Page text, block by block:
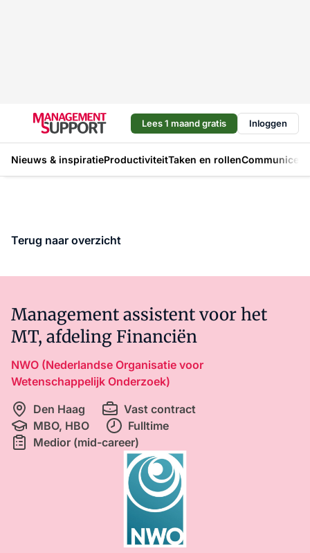
Lees 1 maand gratis Inloggen
Nieuws & inspiratieProductiviteitTaken en rollen
Terug naar overzicht
Management assistent voor het
MT, afdeling Financiën
NWO (Nederlandse Organisatie voor
Wetenschappelijk Onderzoek)
Den Haag
Vast contract
MBO, HBO
Fulltime
Medior (mid-career)